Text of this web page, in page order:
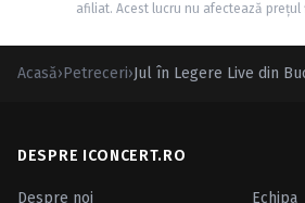
afiliat. Acest lucru nu afectează
Acasă›Petreceri›Jul în Legere Live din
DESPRE ICONCERT.RO
Despre noi
Echipa